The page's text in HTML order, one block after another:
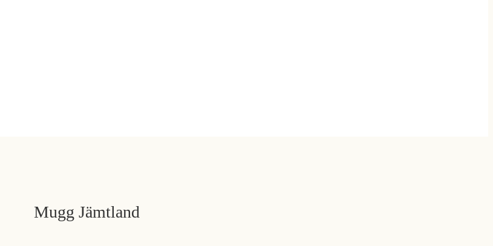
Mugg Jämtland